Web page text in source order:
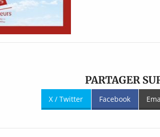
PARTAGER
X / Twitter Facebook